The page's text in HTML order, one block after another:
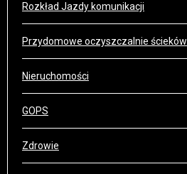
Rozkład Jazdy komunikacji
Przydomowe oczyszczalnie ścieków
Nieruchomości
GOPS
Zdrowie